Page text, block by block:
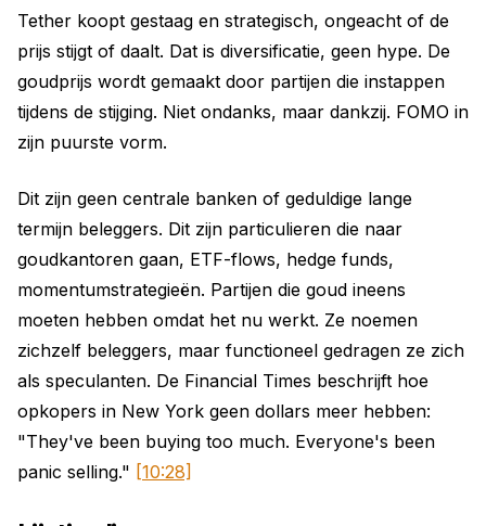
Tether koopt gestaag en strategisch, ongeacht of de
prijs stijgt of daalt. Dat is diversificatie, geen hype. De
goudprijs wordt gemaakt door partijen die instappen
tijdens de stijging. Niet ondanks, maar dankzij. FOMO in
zijn puurste vorm.
Dit zijn geen centrale banken of geduldige lange
termijn beleggers. Dit zijn particulieren die naar
goudkantoren gaan, ETF-flows, hedge funds,
momentumstrategieën. Partijen die goud ineens
moeten hebben omdat het nu werkt. Ze noemen
zichzelf beleggers, maar functioneel gedragen ze zich
als speculanten. De Financial Times beschrijft hoe
opkopers in New York geen dollars meer hebben:
"They've been buying too much. Everyone's been
panic selling." [10:28]